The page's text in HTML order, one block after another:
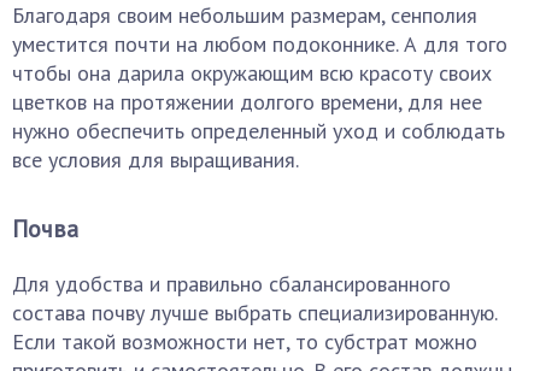
Благодаря своим небольшим размерам, сенполия
уместится почти на любом подоконнике. А для того
чтобы она дарила окружающим всю красоту своих
цветков на протяжении долгого времени, для нее
нужно обеспечить определенный уход и соблюдать
все условия для выращивания.
Почва
Для удобства и правильно сбалансированного
состава почву лучше выбрать специализированную.
Если такой возможности нет, то субстрат можно